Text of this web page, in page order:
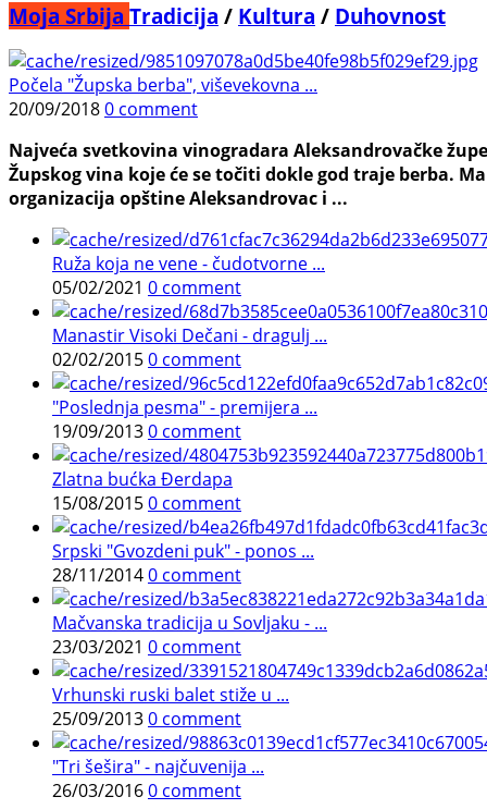
Moja Srbija Tradicija / Kultura / Duhovnost
Počela "Župska berba", viševekovna ...
20/09/20180 comment
Najveća svetkovina vinogradara Aleksandrovačke
Župskog vina koje će se točiti dokle god traje berba.
organizacija opštine Aleksandrovac i ...
Ruža koja ne vene - čudotvorne ...
05/02/2021 0 comment
Manastir Visoki Dečani - dragulj ...
02/02/20150 comment
"Poslednja pesma" - premijera ...
19/09/20130 comment
Zlatna bućka Đerdapa
15/08/20150 comment
Srpski "Gvozdeni puk" - ponos ...
28/11/20140 comment
Mačvanska tradicija u Sovljaku - ...
23/03/2021 0 comment
Vrhunski ruski balet stiže u ...
25/09/20130 comment
"Tri šešira" - najčuvenija ...
26/03/20160 comment